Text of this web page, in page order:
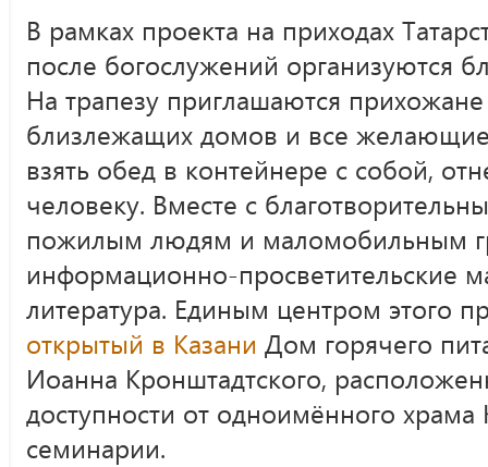
В рамках проекта на приходах
после богослужений организуются
На трапезу приглашаются
близлежащих домов и все
взять обед в контейнере с собой,
человеку. Вместе с
пожилым людям и маломобильным
информационно-просветительские
литература. Единым центром этого
открытый в Казани Дом горячего
Иоанна Кронштадтского,
доступности от одноимённого храма
семинарии.